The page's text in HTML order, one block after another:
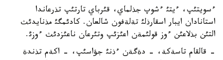
ءسويتئپ، ءيتئ ءشوپ جذلماي، قئرباي تارتئپ تذرعاندا
استانادان ايبار اسقارذلئ تةلةفون شالعان. كادئمگئ مذنايدئث
التئن بذلاعئن ءوز قولئمةن اعئزئپ وتئرعان ناعئزدئث ءوزئ.
- قالقام تاسةكة، - دةگةن ءذنئ جؤاسئپ، - اكةم تذندة